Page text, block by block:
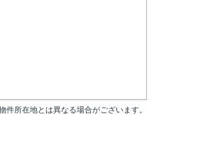
所在地とは異なる場合がございます。